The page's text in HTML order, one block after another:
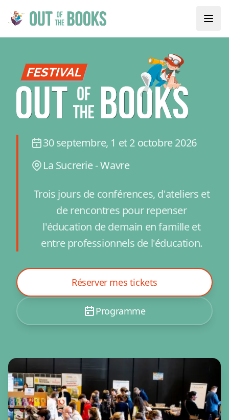
30 septembre, 1 et 2 octobre 2026
La Sucrerie - Wavre
Trois jours de conférences, d'ateliers et
de rencontres pour repenser
l'éducation de demain en famille et
entre professionnels de l'éducation.
Réserver mes tickets
Programme